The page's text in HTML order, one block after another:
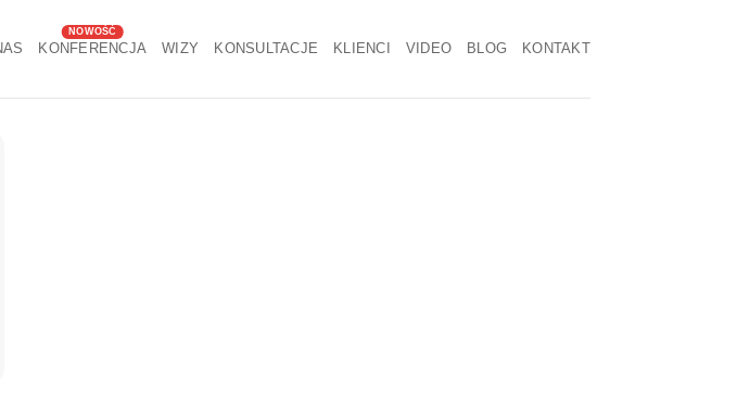
KONFERENCJA WIZY KONSULTACJE KLIENCI VIDEO BLOG KONTAKT